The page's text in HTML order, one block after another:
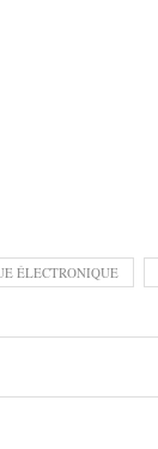
ÉLECTRONIQUE